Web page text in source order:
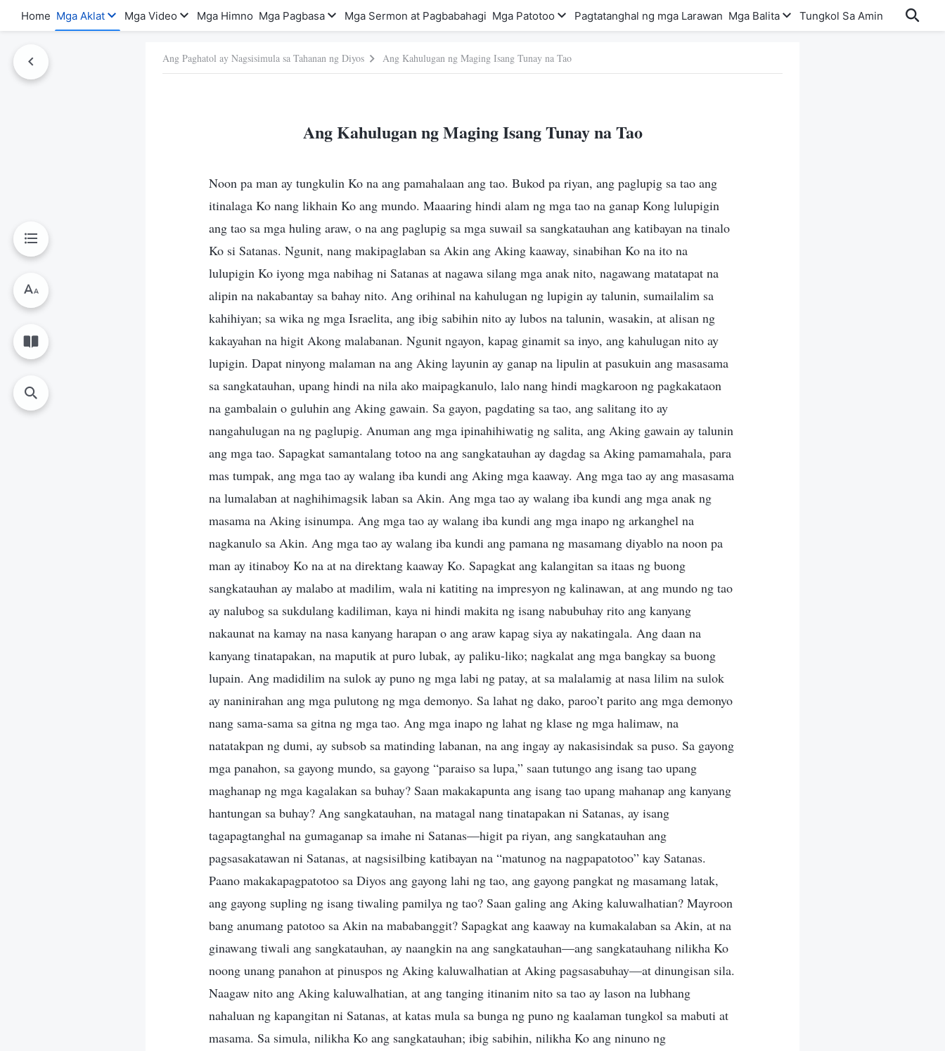
Home Mga Aklat Mga Video Mga Himno Mga Pagbasa Mga Sermon at Pagbabahagi Mga Patotoo Pagtatanghal ng mga Larawan Mga Balita Tungkol Sa Amin
Ang Paghatol ay Nagsisimula sa Tahanan ng Diyos Ang Kahulugan ng Maging Isang Tunay na Tao
Ang Kahulugan ng Maging Isang Tunay na Tao
Noon pa man ay tungkulin Ko na ang pamahalaan ang tao. Bukod pa riyan, ang paglupig sa tao ang
itinalaga Ko nang likhain Ko ang mundo. Maaaring hindi alam ng mga tao na ganap Kong lulupigin
ang tao sa mga huling araw, o na ang paglupig sa mga suwail sa sangkatauhan ang katibayan na tinalo
Ko si Satanas. Ngunit, nang makipaglaban sa Akin ang Aking kaaway, sinabihan Ko na ito na
lulupigin Ko iyong mga nabihag ni Satanas at nagawa silang mga anak nito, nagawang matatapat na
alipin na nakabantay sa bahay nito. Ang orihinal na kahulugan ng lupigin ay talunin, sumailalim sa
kahihiyan; sa wika ng mga Israelita, ang ibig sabihin nito ay lubos na talunin, wasakin, at alisan ng
kakayahan na higit Akong malabanan. Ngunit ngayon, kapag ginamit sa inyo, ang kahulugan nito ay
lupigin. Dapat ninyong malaman na ang Aking layunin ay ganap na lipulin at pasukuin ang masasama
sa sangkatauhan, upang hindi na nila ako maipagkanulo, lalo nang hindi magkaroon ng pagkakataon
na gambalain o guluhin ang Aking gawain. Sa gayon, pagdating sa tao, ang salitang ito ay
nangahulugan na ng paglupig. Anuman ang mga ipinahihiwatig ng salita, ang Aking gawain ay talunin
ang mga tao. Sapagkat samantalang totoo na ang sangkatauhan ay dagdag sa Aking pamamahala, para
mas tumpak, ang mga tao ay walang iba kundi ang Aking mga kaaway. Ang mga tao ay ang masasama
na lumalaban at naghihimagsik laban sa Akin. Ang mga tao ay walang iba kundi ang mga anak ng
masama na Aking isinumpa. Ang mga tao ay walang iba kundi ang mga inapo ng arkanghel na
nagkanulo sa Akin. Ang mga tao ay walang iba kundi ang pamana ng masamang diyablo na noon pa
man ay itinaboy Ko na at na direktang kaaway Ko. Sapagkat ang kalangitan sa itaas ng buong
sangkatauhan ay malabo at madilim, wala ni katiting na impresyon ng kalinawan, at ang mundo ng tao
ay nalubog sa sukdulang kadiliman, kaya ni hindi makita ng isang nabubuhay rito ang kanyang
nakaunat na kamay na nasa kanyang harapan o ang araw kapag siya ay nakatingala. Ang daan na
kanyang tinatapakan, na maputik at puro lubak, ay paliku-liko; nagkalat ang mga bangkay sa buong
lupain. Ang madidilim na sulok ay puno ng mga labi ng patay, at sa malalamig at nasa lilim na sulok
ay naninirahan ang mga pulutong ng mga demonyo. Sa lahat ng dako, paroo’t parito ang mga demonyo
nang sama-sama sa gitna ng mga tao. Ang mga inapo ng lahat ng klase ng mga halimaw, na
natatakpan ng dumi, ay subsob sa matinding labanan, na ang ingay ay nakasisindak sa puso. Sa gayong
mga panahon, sa gayong mundo, sa gayong “paraiso sa lupa,” saan tutungo ang isang tao upang
maghanap ng mga kagalakan sa buhay? Saan makakapunta ang isang tao upang mahanap ang kanyang
hantungan sa buhay? Ang sangkatauhan, na matagal nang tinatapakan ni Satanas, ay isang
tagapagtanghal na gumaganap sa imahe ni Satanas—higit pa riyan, ang sangkatauhan ang
pagsasakatawan ni Satanas, at nagsisilbing katibayan na “matunog na nagpapatotoo” kay Satanas.
Paano makakapagpatotoo sa Diyos ang gayong lahi ng tao, ang gayong pangkat ng masamang latak,
ang gayong supling ng isang tiwaling pamilya ng tao? Saan galing ang Aking kaluwalhatian? Mayroon
bang anumang patotoo sa Akin na mababanggit? Sapagkat ang kaaway na kumakalaban sa Akin, at na
ginawang tiwali ang sangkatauhan, ay naangkin na ang sangkatauhan—ang sangkatauhang nilikha Ko
noong unang panahon at pinuspos ng Aking kaluwalhatian at Aking pagsasabuhay—at dinungisan sila.
Naagaw nito ang Aking kaluwalhatian, at ang tanging itinanim nito sa tao ay lason na lubhang
nahaluan ng kapangitan ni Satanas, at katas mula sa bunga ng puno ng kaalaman tungkol sa mabuti at
masama. Sa simula, nilikha Ko ang sangkatauhan; ibig sabihin, nilikha Ko ang ninuno ng